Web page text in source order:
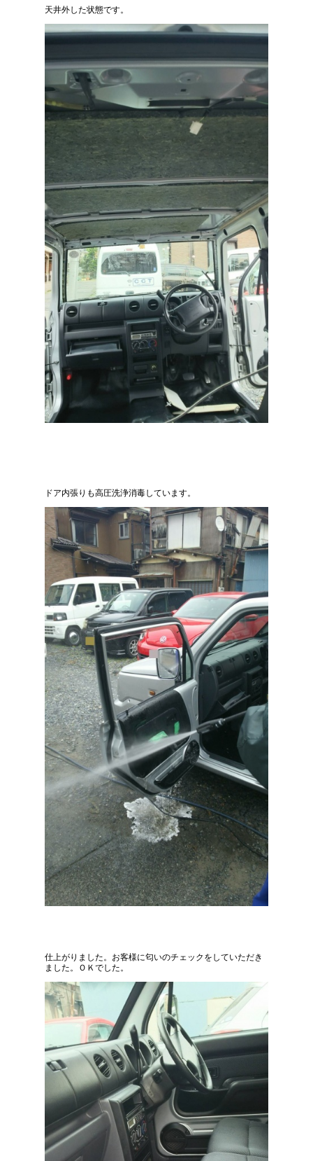
天井外した状態です。
ドア内張りも高圧洗浄消毒しています。
仕上がりました。お客様に匂いのチェックをしていただき
ました。ＯＫでした。